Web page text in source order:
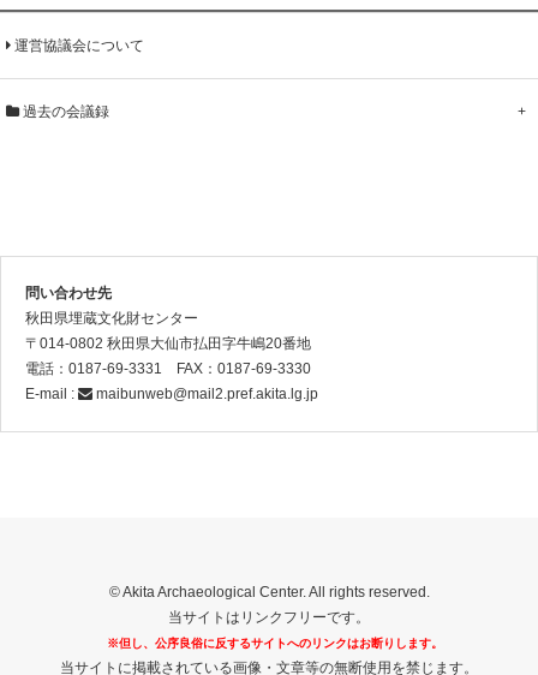
運営協議会について
+
過去の会議録
問い合わせ先
秋田県埋蔵文化財センター
〒014-0802 秋田県大仙市払田字牛嶋20番地
電話：0187-69-3331 FAX：0187-69-3330
E-mail :
maibunweb@mail2.pref.akita.lg.jp
© Akita Archaeological Center. All rights reserved.
当サイトはリンクフリーです。
※但し、公序良俗に反するサイトへのリンクはお断りします。
当サイトに掲載されている画像・文章等の無断使用を禁じます。